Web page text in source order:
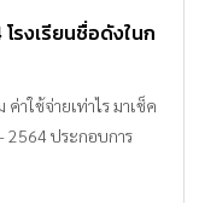
รงเรียนชื่อดังในก
าใช้จ่ายเท่าไร มาเช็ค
2564 ประกอบการ